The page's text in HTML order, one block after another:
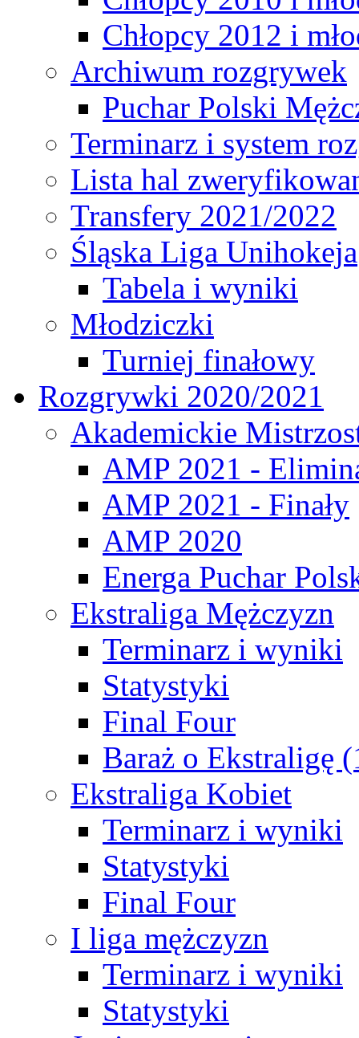
Chłopcy 2012 i
Archiwum rozgrywek
Puchar Polski
Terminarz i system
Lista hal
Transfery 2021/2022
Śląska Liga Unihokeja
Tabela i wyniki
Młodziczki
Turniej finałowy
Rozgrywki 2020/2021
Akademickie
AMP 2021 -
AMP 2021 - Finały
AMP 2020
Energa Puchar
Ekstraliga Mężczyzn
Terminarz i wyniki
Statystyki
Final Four
Baraż o Ekstraligę
Ekstraliga Kobiet
Terminarz i wyniki
Statystyki
Final Four
I liga mężczyzn
Terminarz i wyniki
Statystyki